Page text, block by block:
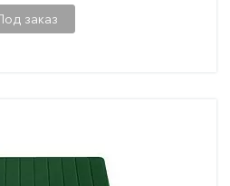
заказ